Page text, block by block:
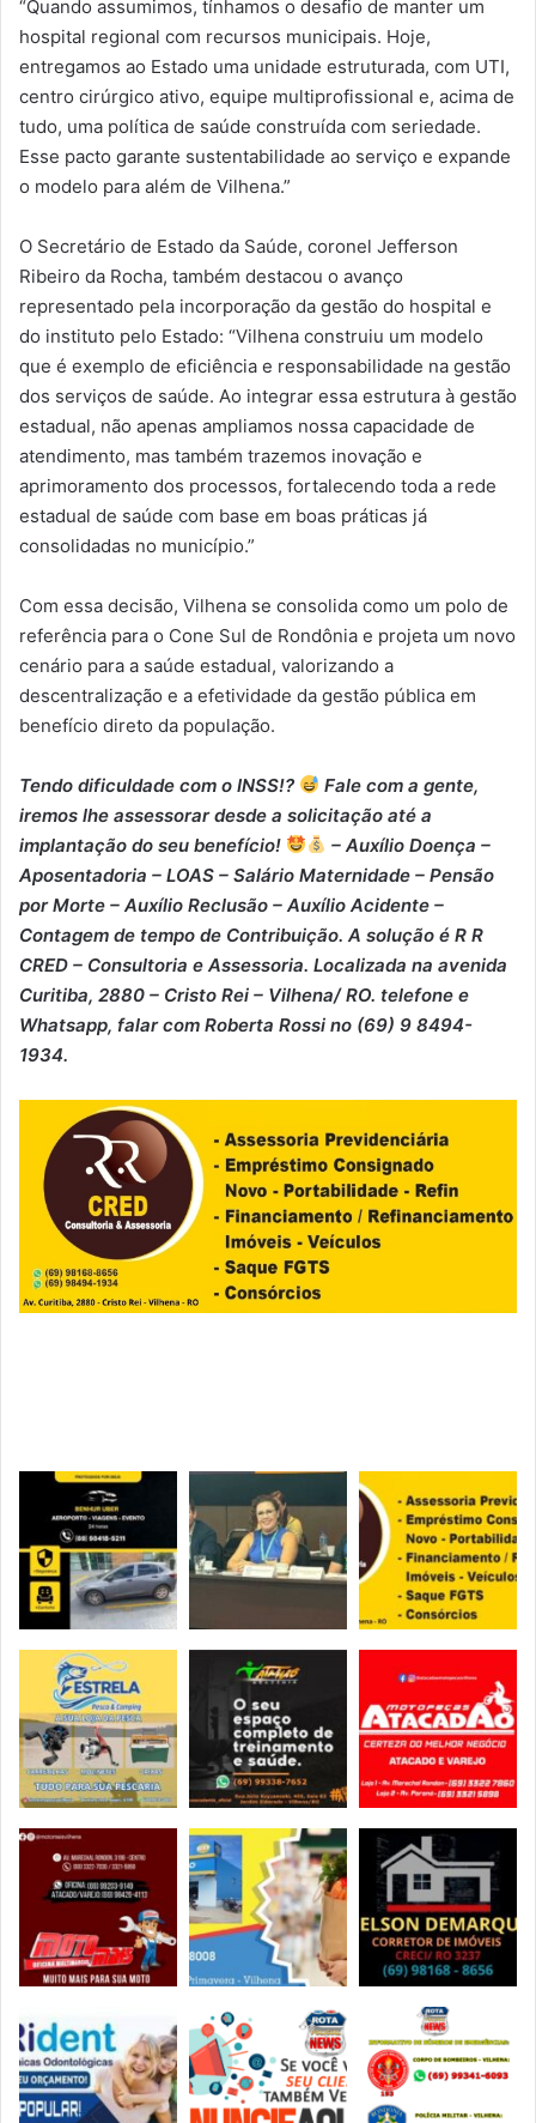
“Quando assumimos, tínhamos o desafio de manter um
hospital regional com recursos municipais. Hoje,
entregamos ao Estado uma unidade estruturada, com UTI,
centro cirúrgico ativo, equipe multiprofissional e, acima de
tudo, uma política de saúde construída com seriedade.
Esse pacto garante sustentabilidade ao serviço e expande
o modelo para além de Vilhena.”
O Secretário de Estado da Saúde, coronel Jefferson
Ribeiro da Rocha, também destacou o avanço
representado pela incorporação da gestão do hospital e
do instituto pelo Estado: “Vilhena construiu um modelo
que é exemplo de eficiência e responsabilidade na gestão
dos serviços de saúde. Ao integrar essa estrutura à gestão
estadual, não apenas ampliamos nossa capacidade de
atendimento, mas também trazemos inovação e
aprimoramento dos processos, fortalecendo toda a rede
estadual de saúde com base em boas práticas já
consolidadas no município.”
Com essa decisão, Vilhena se consolida como um polo de
referência para o Cone Sul de Rondônia e projeta um novo
cenário para a saúde estadual, valorizando a
descentralização e a efetividade da gestão pública em
benefício direto da população.
Tendo dificuldade com o INSS!?
Fale com a gente,
iremos lhe assessorar desde a solicitação até a
implantação do seu benefício!
– Auxílio Doença –
⁠Aposentadoria – ⁠LOAS – ⁠Salário Maternidade – ⁠Pensão
por Morte – ⁠Auxílio Reclusão – ⁠Auxílio Acidente –
⁠Contagem de tempo de Contribuição. A solução é R R
CRED – Consultoria e Assessoria. Localizada na avenida
Curitiba, 2880 – Cristo Rei – Vilhena/ RO. telefone e
Whatsapp, falar com Roberta Rossi no (69) 9 8494-
1934.